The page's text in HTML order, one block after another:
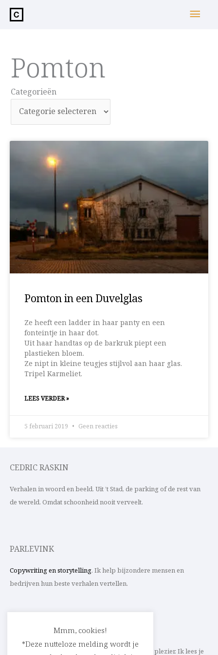
inhoud
Pomton
Categorieën
Categorieën
Pomton in een Duvelglas
Ze heeft een ladder in haar panty en een
fonteintje in haar dot.
Uit haar handtas op de barkruk piept een
plastieken bloem.
Ze nipt in kleine teugjes stijlvol aan haar glas.
Tripel Karmeliet.
LEES VERDER »
5 februari 2019 Geen reacties
CEDRIC RASKIN
Verhalen in woord en beeld. Uit ’t Stad, de parking of de rest van
de wereld. Omdat schoonheid nooit verveelt.
PARLEVINK
Copywriting en storytelling. Ik help bijzondere mensen en
bedrijven hun beste verhalen vertellen.
Schrijf ik straks mee aan jouw verhaal? Met veel plezier. Ik lees je
Mmm, cookies!
*Deze nutteloze melding wordt je